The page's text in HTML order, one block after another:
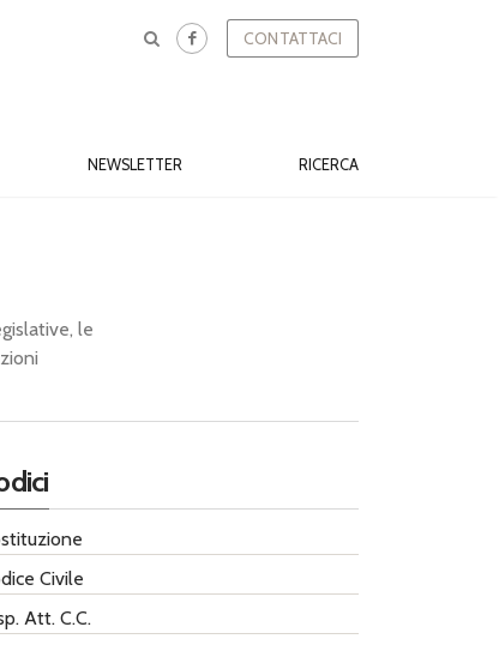
CONTATTACI
NEWSLETTER RICERCA
le
Civile
Att. C.C.